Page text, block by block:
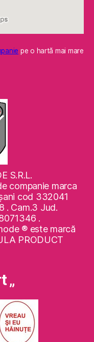
pe o hartă mai mare
S.R.L.
companie marca
cod 332041
. Cam.3 Jud.
.
® este marcă
PRODUCT
„